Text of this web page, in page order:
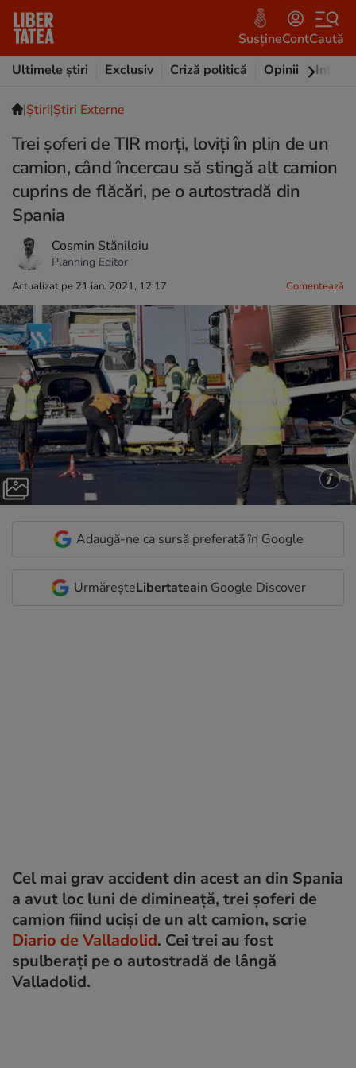
SusțineContCaută
Ultimele știri
Exclusiv Criză politică Opinii
|Ştiri|Știri Externe
Trei șoferi de TIR morți, loviți în plin de un
camion, când încercau să stingă alt camion
cuprins de flăcări, pe o autostradă din
Spania
Cosmin Stăniloiu
Planning Editor
Actualizat pe 21 ian. 2021, 12:17 Comentează
Adaugă-ne ca sursă preferată în Google
UrmăreșteLibertateain Google Discover
Cel mai grav accident din acest an din Spania
a avut loc luni de dimineață, trei șoferi de
camion fiind uciși de un alt camion, scrie
Diario de Valladolid. Cei trei au fost
spulberați pe o autostradă de lângă
Valladolid.